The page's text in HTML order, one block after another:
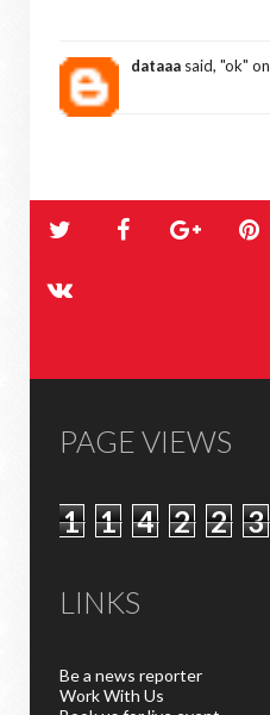
dataaa said, "ok" on
PAGE VIEWS
1 1 4 2 2 3
LINKS
Be a news reporter
Work With Us